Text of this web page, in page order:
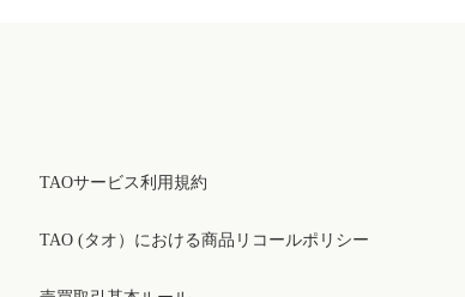
TAOサービス利用規約
TAO (タオ）における商品リコールポリシー